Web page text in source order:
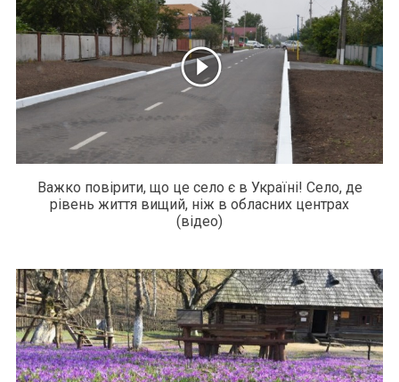
Важко повірити, що це село є в Україні! Село, де
рівень життя вищий, ніж в обласних центрах
(відео)